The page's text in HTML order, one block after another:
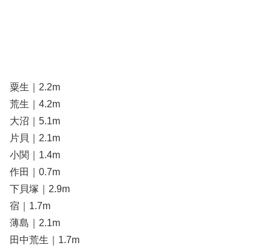
粟生｜2.2m
荒生｜4.2m
大沼｜5.1m
片貝｜2.1m
小関｜1.4m
作田｜0.7m
下貝塚｜2.9m
宿｜1.7m
薄島｜2.1m
田中荒生｜1.7m